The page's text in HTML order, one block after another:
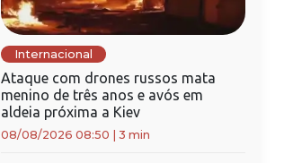
Internacional
Ataque com drones russos mata
menino de três anos e avós em
aldeia próxima a Kiev
08/08/2026 08:50 3 min